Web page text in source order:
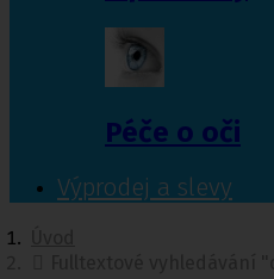
Péče o oči
Výprodej a slevy